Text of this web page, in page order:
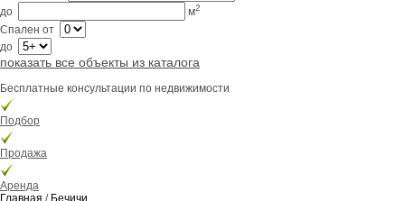
до м2
Спален от
до
показать все объекты из каталога
Бесплатные консультации по недвижимости
Подбор
Продажа
Аренда
Главная / Бечичи